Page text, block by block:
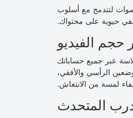
لتندمج مع أسلوب
حيوية على محتواك.
حجم الفيديو
عبر جميع حساباتك
الرأسي والأفقي،
لمسة من الانتعاش.
المتحدث